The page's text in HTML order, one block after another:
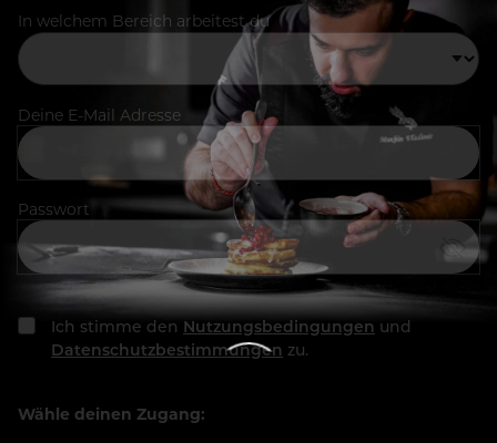
In welchem Bereich arbeitest du
Deine E-Mail Adresse
Passwort
Ich stimme den Nutzungsbedingungen und
Datenschutzbestimmungen zu.
Wähle deinen Zugang: